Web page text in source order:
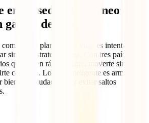
entre sedes del torneo de
gastar de más
al planear este viaje es intentar
sin una estrategia clara. Con tres países,
que suben rápidamente, moverte sin
carísimo. Lo más inteligente es armar tu
bien una ciudad base y evitar saltos